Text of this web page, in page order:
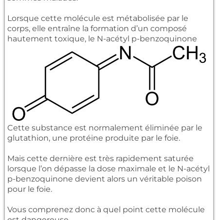
Lorsque cette molécule est métabolisée par le
corps, elle entraîne la formation d’un composé
hautement toxique, le N-acétyl p-benzoquinone
Cette substance est normalement éliminée par le
glutathion, une protéine produite par le foie.
Mais cette dernière est très rapidement saturée
lorsque l’on dépasse la dose maximale et le N-acétyl
p-benzoquinone devient alors un véritable poison
pour le foie.
Vous comprenez donc à quel point cette molécule